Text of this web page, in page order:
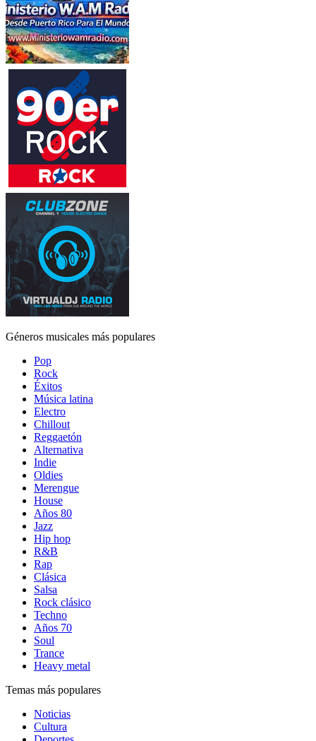
Géneros musicales más populares
Pop
Rock
Éxitos
Música latina
Electro
Chillout
Reggaetón
Alternativa
Indie
Oldies
Merengue
House
Años 80
Jazz
Hip hop
R&B
Rap
Clásica
Salsa
Rock clásico
Techno
Años 70
Soul
Trance
Heavy metal
Temas más populares
Noticias
Cultura